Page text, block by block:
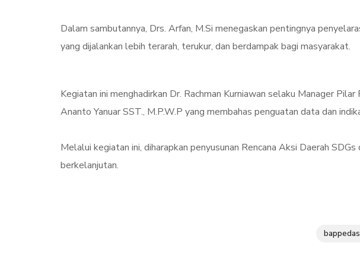
Dalam sambutannya, Drs. Arfan, M.Si menegaskan pentingnya
yang dijalankan lebih terarah, terukur, dan berdampak bagi masyarakat.
Kegiatan ini menghadirkan Dr. Rachman Kurniawan selaku Manager
Ananto Yanuar SST., M.P.W.P yang membahas penguatan data dan
Melalui kegiatan ini, diharapkan penyusunan Rencana Aksi Daerah
berkelanjutan.